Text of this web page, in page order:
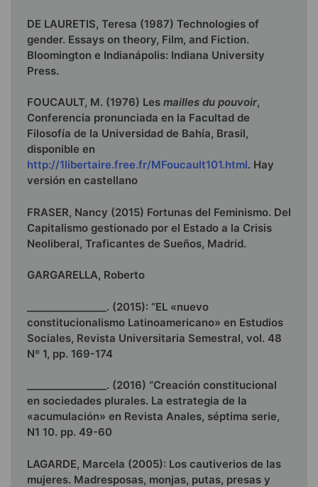
DE LAURETIS, Teresa (1987) Technologies of
gender. Essays on theory, Film, and Fiction.
Bloomington e Indianápolis: Indiana University
Press.
FOUCAULT, M. (1976) Les mailles du pouvoir,
Conferencia pronunciada en la Facultad de
Filosofía de la Universidad de Bahía, Brasil,
disponible en
http://1libertaire.free.fr/MFoucault101.html. Hay
versión en castellano
FRASER, Nancy (2015) Fortunas del Feminismo. Del
Capitalismo gestionado por el Estado a la Crisis
Neoliberal, Traficantes de Sueños, Madrid.
GARGARELLA, Roberto
________________. (2015): “EL «nuevo
constitucionalismo Latinoamericano» en Estudios
Sociales, Revista Universitaria Semestral, vol. 48
Nº 1, pp. 169-174
________________. (2016) “Creación constitucional
en sociedades plurales. La estrategia de la
«acumulación» en Revista Anales, séptima serie,
N1 10. pp. 49-60
LAGARDE, Marcela (2005): Los cautiverios de las
mujeres. Madresposas, monjas, putas, presas y